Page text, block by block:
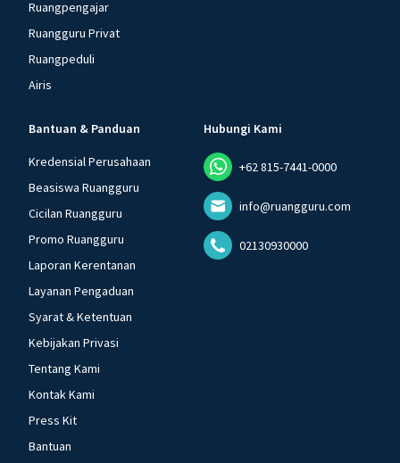
Ruangpengajar
Ruangguru Privat
Ruangpeduli
Airis
Bantuan & Panduan
Kredensial Perusahaan
Beasiswa Ruangguru
Cicilan Ruangguru
Promo Ruangguru
Laporan Kerentanan
Layanan Pengaduan
Syarat & Ketentuan
Kebijakan Privasi
Tentang Kami
Kontak Kami
Press Kit
Bantuan
Hubungi Kami
+62 815-7441-0000
info@ruangguru.com
02130930000